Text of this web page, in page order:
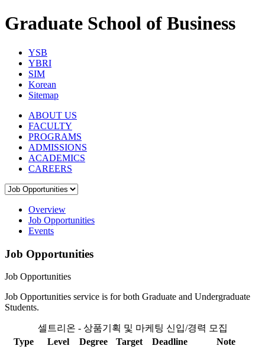
Graduate School of Business
YSB
YBRI
SIM
Korean
Sitemap
ABOUT US
FACULTY
PROGRAMS
ADMISSIONS
ACADEMICS
CAREERS
Overview
Job Opportunities
Events
Job Opportunities
Job Opportunities
Job Opportunities service is for both Graduate and Undergraduate
Students.
셀트리온 - 상품기획 및 마케팅 신입/경력 모집
Type
Level Degree Target Deadline Note